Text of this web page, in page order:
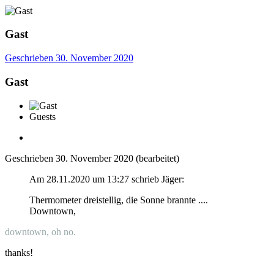
Gast
Geschrieben 30. November 2020
Gast
Guests
Geschrieben 30. November 2020 (bearbeitet)
Am 28.11.2020 um 13:27 schrieb Jäger:
Thermometer dreistellig, die Sonne brannte ....
Downtown,
downtown, oh no.
thanks!